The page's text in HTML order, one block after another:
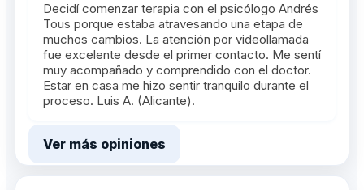
Decidí comenzar terapia con el psicólogo Andrés
Tous porque estaba atravesando una etapa de
muchos cambios. La atención por videollamada
fue excelente desde el primer contacto. Me sentí
muy acompañado y comprendido con el doctor.
Estar en casa me hizo sentir tranquilo durante el
proceso. Luis A. (Alicante).
Ver más opiniones